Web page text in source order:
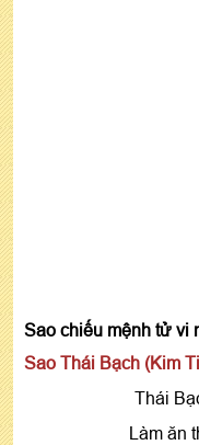
Sao chiếu mệnh tử vi
Sao Thái Bạch (Kim
Thái
Làm ăn